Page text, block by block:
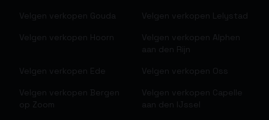
Velgen verkopen Gouda Velgen verkopen Lelystad
Velgen verkopen Hoorn Velgen verkopen Alphen
aan den Rijn
Velgen verkopen Ede Velgen verkopen Oss
Velgen verkopen Bergen
op Zoom
Velgen verkopen Capelle
aan den IJssel